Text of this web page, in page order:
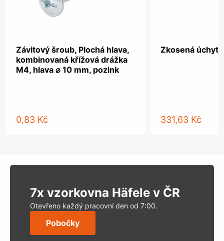
Závitový šroub, Plochá hlava,
kombinovaná křížová drážka
M4, hlava ⌀ 10 mm, pozink
0,83 Kč
Zkosená
331,63 Kč
7x vzorkovna Häfele v ČR
Otevřeno každý pracovní den od 7:00.
Pobočky